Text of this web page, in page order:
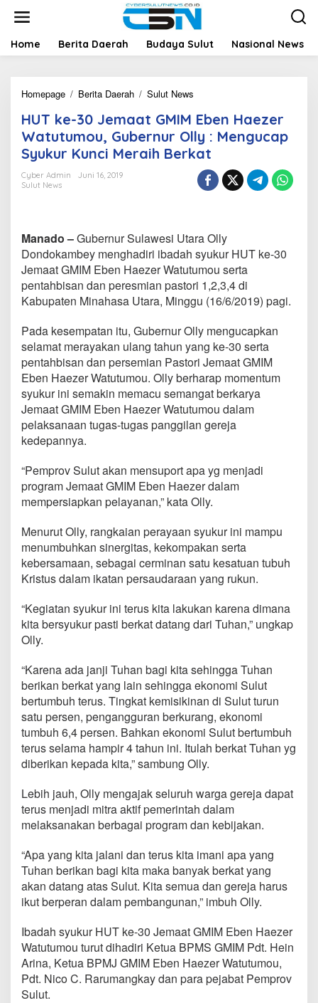
t
Home Berita Daerah Budaya Sulut Nasional News
Homepage / Berita Daerah / Sulut News
T
k
e
-
0
a
a
t
G
M
I
M
E
b
e
n
H
a
e
z
e
a
t
u
t
m
o
u
,
G
b
e
r
r
O
l
l
y
:
M
e
n
u
c
a
S
y
u
k
u
K
u
n
c
i
HUT ke-30 Jemaat GMIM Eben Haezer
Watutumou, Gubernur Olly : Mengucap
Syukur Kunci Meraih Berkat
Cyber Admin
Juni 16, 2019
Sulut News
Manado –Gubernur Sulawesi Utara Olly
Dondokambey menghadiri ibadah syukur HUT ke-30
Jemaat GMIM Eben Haezer Watutumou serta
pentahbisan dan peresmian pastori 1,2,3,4 di
Kabupaten Minahasa Utara, Minggu (16/6/2019) pagi.
Pada kesempatan itu, Gubernur Olly mengucapkan
selamat merayakan ulang tahun yang ke-30 serta
pentahbisan dan persemian Pastori Jemaat GMIM
Eben Haezer Watutumou. Olly berharap momentum
syukur ini semakin memacu semangat berkarya
Jemaat GMIM Eben Haezer Watutumou dalam
pelaksanaan tugas-tugas panggilan gereja
kedepannya.
“Pemprov Sulut akan mensuport apa yg menjadi
program Jemaat GMIM Eben Haezer dalam
mempersiapkan pelayanan,” kata Olly.
Menurut Olly, rangkaian perayaan syukur ini mampu
menumbuhkan sinergitas, kekompakan serta
kebersamaan, sebagai cerminan satu kesatuan tubuh
Kristus dalam ikatan persaudaraan yang rukun.
“Kegiatan syukur ini terus kita lakukan karena dimana
kita bersyukur pasti berkat datang dari Tuhan,” ungkap
Olly.
“Karena ada janji Tuhan bagi kita sehingga Tuhan
berikan berkat yang lain sehingga ekonomi Sulut
bertumbuh terus. Tingkat kemisikinan di Sulut turun
satu persen, pengangguran berkurang, ekonomi
tumbuh 6,4 persen. Bahkan ekonomi Sulut bertumbuh
terus selama hampir 4 tahun ini. Itulah berkat Tuhan yg
diberikan kepada kita,” sambung Olly.
Lebih jauh, Olly mengajak seluruh warga gereja dapat
terus menjadi mitra aktif pemerintah dalam
melaksanakan berbagai program dan kebijakan.
“Apa yang kita jalani dan terus kita imani apa yang
Tuhan berikan bagi kita maka banyak berkat yang
akan datang atas Sulut. Kita semua dan gereja harus
ikut berperan dalam pembangunan,” imbuh Olly.
Ibadah syukur HUT ke-30 Jemaat GMIM Eben Haezer
Watutumou turut dihadiri Ketua BPMS GMIM Pdt. Hein
Arina, Ketua BPMJ GMIM Eben Haezer Watutumou,
Pdt. Nico C. Rarumangkay dan para pejabat Pemprov
Sulut.